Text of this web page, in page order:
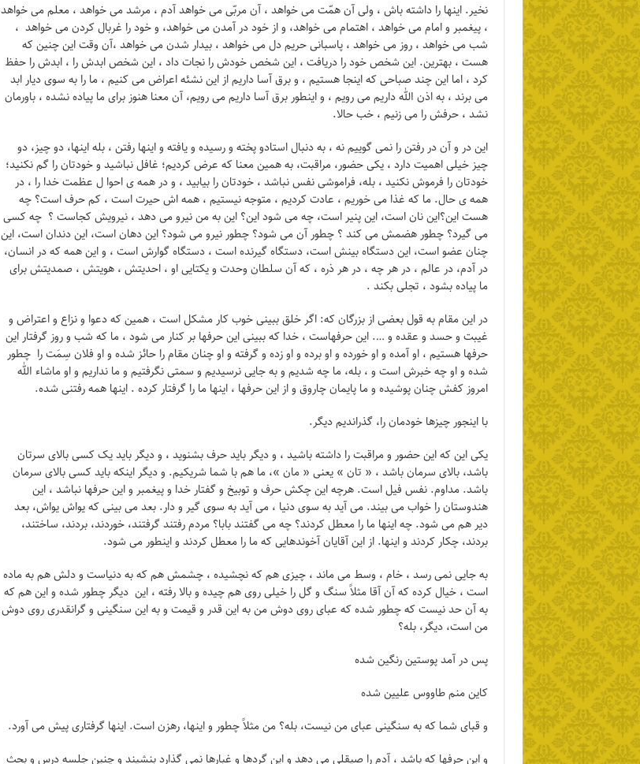
نخیر. اینها را داشته باش ، ولی آن همّت می خواهد ، آن مربّی می خواهد آدم ، مرشد می خواهد ، معلم می خواهد
، پیغمبر و امام می خواهد ، اهتمام می خواهد، و از خود در آمدن می خواهد، و خود را غربال کردن می خواهد ،
شب می خواهد ، روز می خواهد ، پاسبانی حریم دل می خواهد ، بیدار شدن می خواهد ،آن وقت این چنین که
هست ، بهترین. این شخص خود را دریافت ، این شخص خودش را نجات داد ، این شخص ابدش را ، ابدش را حفظ
کرد ، اما این چند صباحی که اینجا هستیم ، و برق آسا داریم از این نشئه اعراض می کنیم ، ما را به سوی دیار ابد
می برند ، به اذن الله داریم می رویم ، و اینطور برق آسا داریم می رویم، آن معنا هنوز برای ما پیاده نشده ، باورمان
نشد ، حرفش را می زنیم ، خب حالا.
این در و آن در رفتن را نمی گوییم نه ، به دنبال استادو پخته و رسیده و یافته و اینها رفتن ، بله اینها، دو چیز، دو
چیز خیلی اهمیت دارد ، یکی حضور، مراقبت، به همین معنا که عرض کردیم؛ غافل نباشید و خودتان را گم نکنید؛
خودتان را فرموش نکنید ، بله، فراموشی نفس نباشد ، خودتان را بیابید ، و در همه ی احوا ل عظمت خدا را ، در
همه ی حال. ما که غذا می خوریم ، عادت کردیم ، متوجه نیستیم ، همه اش حیرت است ، کم حرف است؟ چه
هست این؟این نان است، این پنیر است، چه می شود این؟ این به من نیرو می دهد ، نیرویش کجاست ؟ چه کسی
می گیرد؟ چطور هضمش می کند ؟ چطور آن می شود؟ چطور نیرو می شود؟ این دهان است، این دندان است، این
چنان عضو است، این دستگاه بینش است، دستگاه گیرنده است ، دستگاه گوارش است ، و این همه که در انسان،
در آدم، در عالم ، در هر چه ، در هر ذره ، که آن سلطان وحدت و یکتایی او ، احدیتش ، هویتش ، صمدیتش برای
ما پیاده بشود ، تجلی بکند .
در این مقام به قول بعضی از بزرگان که: اگر خلق ببینی خوب کار مشکل است ، همین که دعوا و نزاع و اعتراض و
غیبت و حسد و عقده و …. این حرفهاست ، خدا که ببینی این حرفها بر کنار می شود ، ما که شب و روز گرفتار این
حرفها هستیم ، او آمده و او خورده و او برده و او زده و گرفته و او چنان مقام را حائز شده و او فلان سِمَت را چطور
شده و او چه خبرش است و ، بله، ما چه شدیم و به جایی نرسیدیم و سمتی نگرفتیم و ما نداریم و او ماشاء الله
امروز کفش چنان پوشیده و ما پایمان چاروق و از این حرفها ، اینها ما را گرفتار کرده . اینها همه رفتنی شده.
با اینجور چیزها خودمان را، گذراندیم دیگر.
یکی این که این حضور و مراقبت را داشته باشید ، و دیگر باید حرف بشنوید ، و دیگر باید یک کسی بالای سرتان
باشد، بالای سرمان باشد ، « تان » یعنی « مان »، ما هم با شما شریکیم. و دیگر اینکه باید کسی بالای سرمان
باشد. مداوم. نفس فیل است. هرچه این چکش حرف و توبیخ و گفتار خدا و پیغمبر و این حرفها نباشد ، این
هندوستان را خواب می بیند. می آید به سوی دنیا ، می آید به سوی گیر و دار. بعد می بینی که یواش یواش، بعد
دیر هم می شود. چه اینها ما را معطل کردند؟ چه می گفتند بابا؟ مردم رفتند گرفتند، خوردند، بردند، ساختند،
بردند، چکار کردند و اینها. از این آقایان آخوندهایی که ما را معطل کردند و اینطور می شود.
به جایی نمی رسد ، خام ، وسط می ماند ، چیزی هم که نچشیده ، چشمش هم که به دنیاست و دلش هم به ماده
است ، خیال کرده که آن آقا مثلاً سنگ و گل را خیلی روی هم چیده و بالا رفته ، این دیگر چطور شده و این هم که
به آن حد نیست که چطور شده که عبای روی دوش من به این قدر و قیمت و به این سنگینی و گرانقدری روی دوش
من است، دیگر، بله؟
پس در آمد پوستین رنگین شده
کاین منم طاووس علیین شده
و قبای شما که به سنگینی عبای من نیست، بله؟ من مثلاً چطور و اینها، رهزن است. اینها گرفتاری پیش می آورد.
و این حرفها که باشد ، آدم را صیقلی می دهد و این گردها و غبارها نمی گذارد بنشیند و چنین جلسه درس و بحث